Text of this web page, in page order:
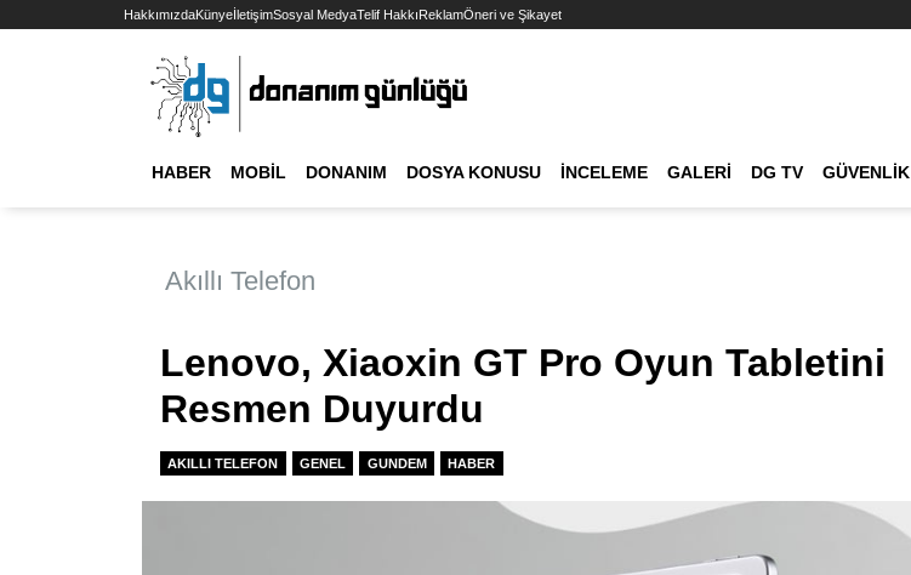
HakkımızdaKünyeİletişimSosyal MedyaTelif HakkıReklamÖneri ve Şikayet
HABER MOBIL DONANIM DOSYA KONUSU İNCELEME GALERI DG TV GÜVENLIK
Akıllı Telefon
Lenovo, Xiaoxin GT Pro Oyun Tabletini
Resmen Duyurdu
AKILLI TELEFON GENEL GUNDEM HABER